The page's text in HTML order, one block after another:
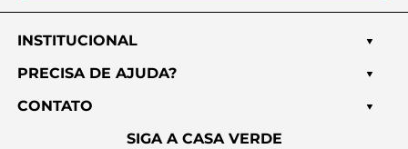
Estado*
Título*
INSTITUCIONAL
PRECISA DE AJUDA?
CONTATO
SIGA A CASA VERDE